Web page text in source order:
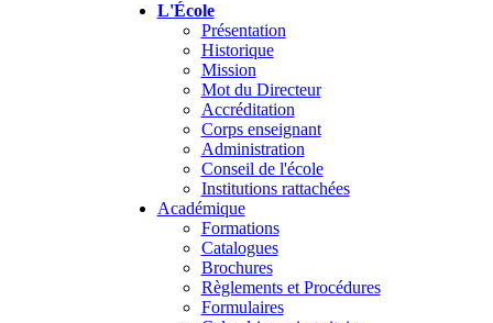
L'École
Présentation
Historique
Mission
Mot du Directeur
Accréditation
Corps enseignant
Administration
Conseil de l'école
Institutions rattachées
Académique
Formations
Catalogues
Brochures
Règlements et Procédures
Formulaires